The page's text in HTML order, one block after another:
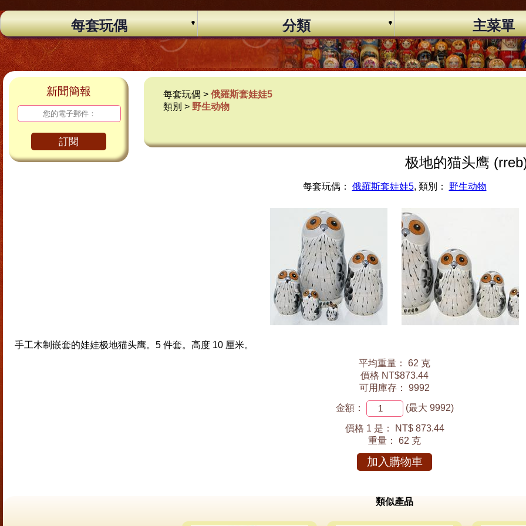
每套玩偶 分類 主菜單
新聞簡報
訂閱
每套玩偶 >俄羅斯套娃娃5
類別 > 野生动物
极地的猫头鹰
每套玩偶： 俄羅斯套娃娃5, 類別： 野生动物
手工木制嵌套的娃娃极地猫头鹰。5 件套。高度 10 厘米。
平均重量： 62 克
價格 NT$873.44
可用庫存： 9992
金額： (最大 9992)
價格 1 是：
NT$ 873.44
重量： 62 克
加入購物車
類似產品